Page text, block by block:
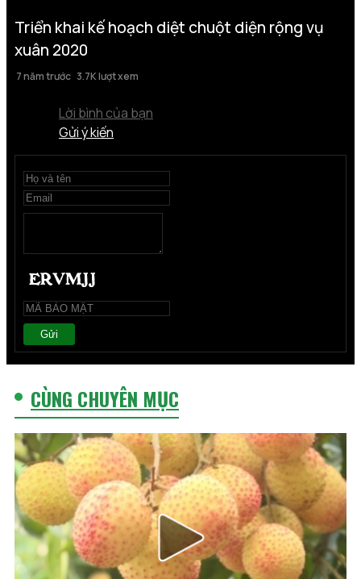
Triển khai kế hoạch diệt chuột diện rộng vụ
xuân 2020
7 năm trước 3.7K lượt xem
Lời bình của bạn
Gửi ý kiến
Gửi
CÙNG CHUYÊN MỤC